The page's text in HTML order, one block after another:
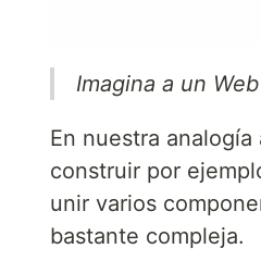
Imagina a un
En nuestra
construir por
unir varios
bastante compleja.